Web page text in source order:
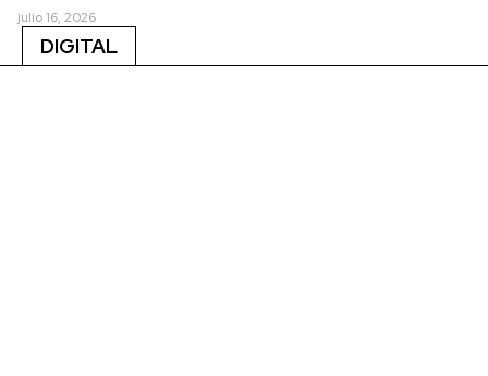
julio 16, 2026
DIGITAL